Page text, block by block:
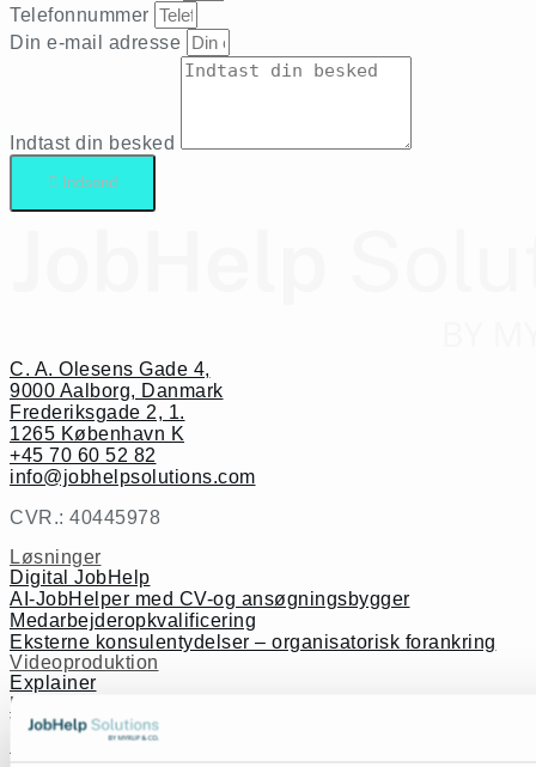
Telefonnummer
Din e-mail adresse
Indtast din besked
Indsend
C. A. Olesens Gade 4,
9000 Aalborg, Danmark
Frederiksgade 2, 1.
1265 København K
+45 70 60 52 82
info@jobhelpsolutions.com
CVR.: 40445978
Løsninger
Digital JobHelp
AI-JobHelper med CV-og ansøgningsbygger
Medarbejderopkvalificering
Eksterne konsulentydelser – organisatorisk forankring
Videoproduktion
Explainer
Læringsvideoer
Viden